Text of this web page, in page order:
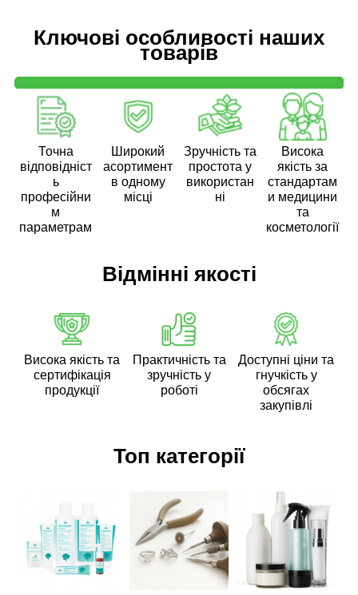
Ключові особливості наших
товарів
Точна
відповідніст
ь
професійни
м
параметрам
Широкий
асортимент
в одному
місці
Зручність та
простота у
використан
ні
Висока
якість за
стандартам
и медицини
та
косметології
Відмінні якості
Висока якість та
сертифікація
продукції
Практичність та
зручність у
роботі
Доступні ціни та
гнучкість у
обсягах
закупівлі
Топ категорії